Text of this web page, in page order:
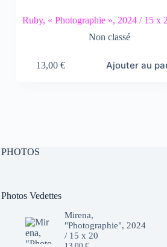
Ruby, « Photographie », 2024 / 15 x
Non classé
13,00€ Ajouter au
PHOTOS
Photos Vedettes
Mirena,
"Photographie", 2024
/ 15 x 20